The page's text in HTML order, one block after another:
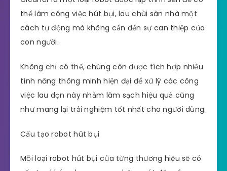
thể làm công việc hút bụi, lau chùi sàn nhà một
cách tự động mà không cần đến sự can thiệp của
con người.
Không chỉ có thế, chúng còn được tích hợp nhiều
tính năng thông minh hiện đại để xử lý các công
việc lau dọn này nhằm làm sạch hiệu quả cũng
như mang lại trải nghiệm tốt nhất cho người dùng.
Cấu tạo robot hút bụi
Mỗi loại robot hút bụi của từng thương hiệu sẽ có